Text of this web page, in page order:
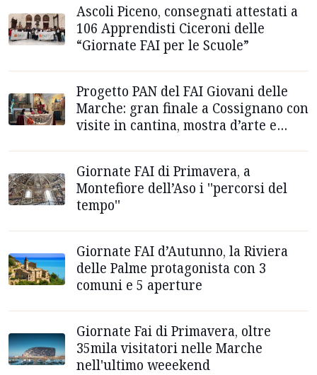
Ascoli Piceno, consegnati attestati a
106 Apprendisti Ciceroni delle
“Giornate FAI per le Scuole”
Progetto PAN del FAI Giovani delle
Marche: gran finale a Cossignano con
visite in cantina, mostra d’arte e
Giornate FAI di Primavera, a
Montefiore dell’Aso i ''percorsi del
tempo''
Giornate FAI d’Autunno, la Riviera
delle Palme protagonista con 3
comuni e 5 aperture
Giornate Fai di Primavera, oltre
35mila visitatori nelle Marche
nell'ultimo weeekend